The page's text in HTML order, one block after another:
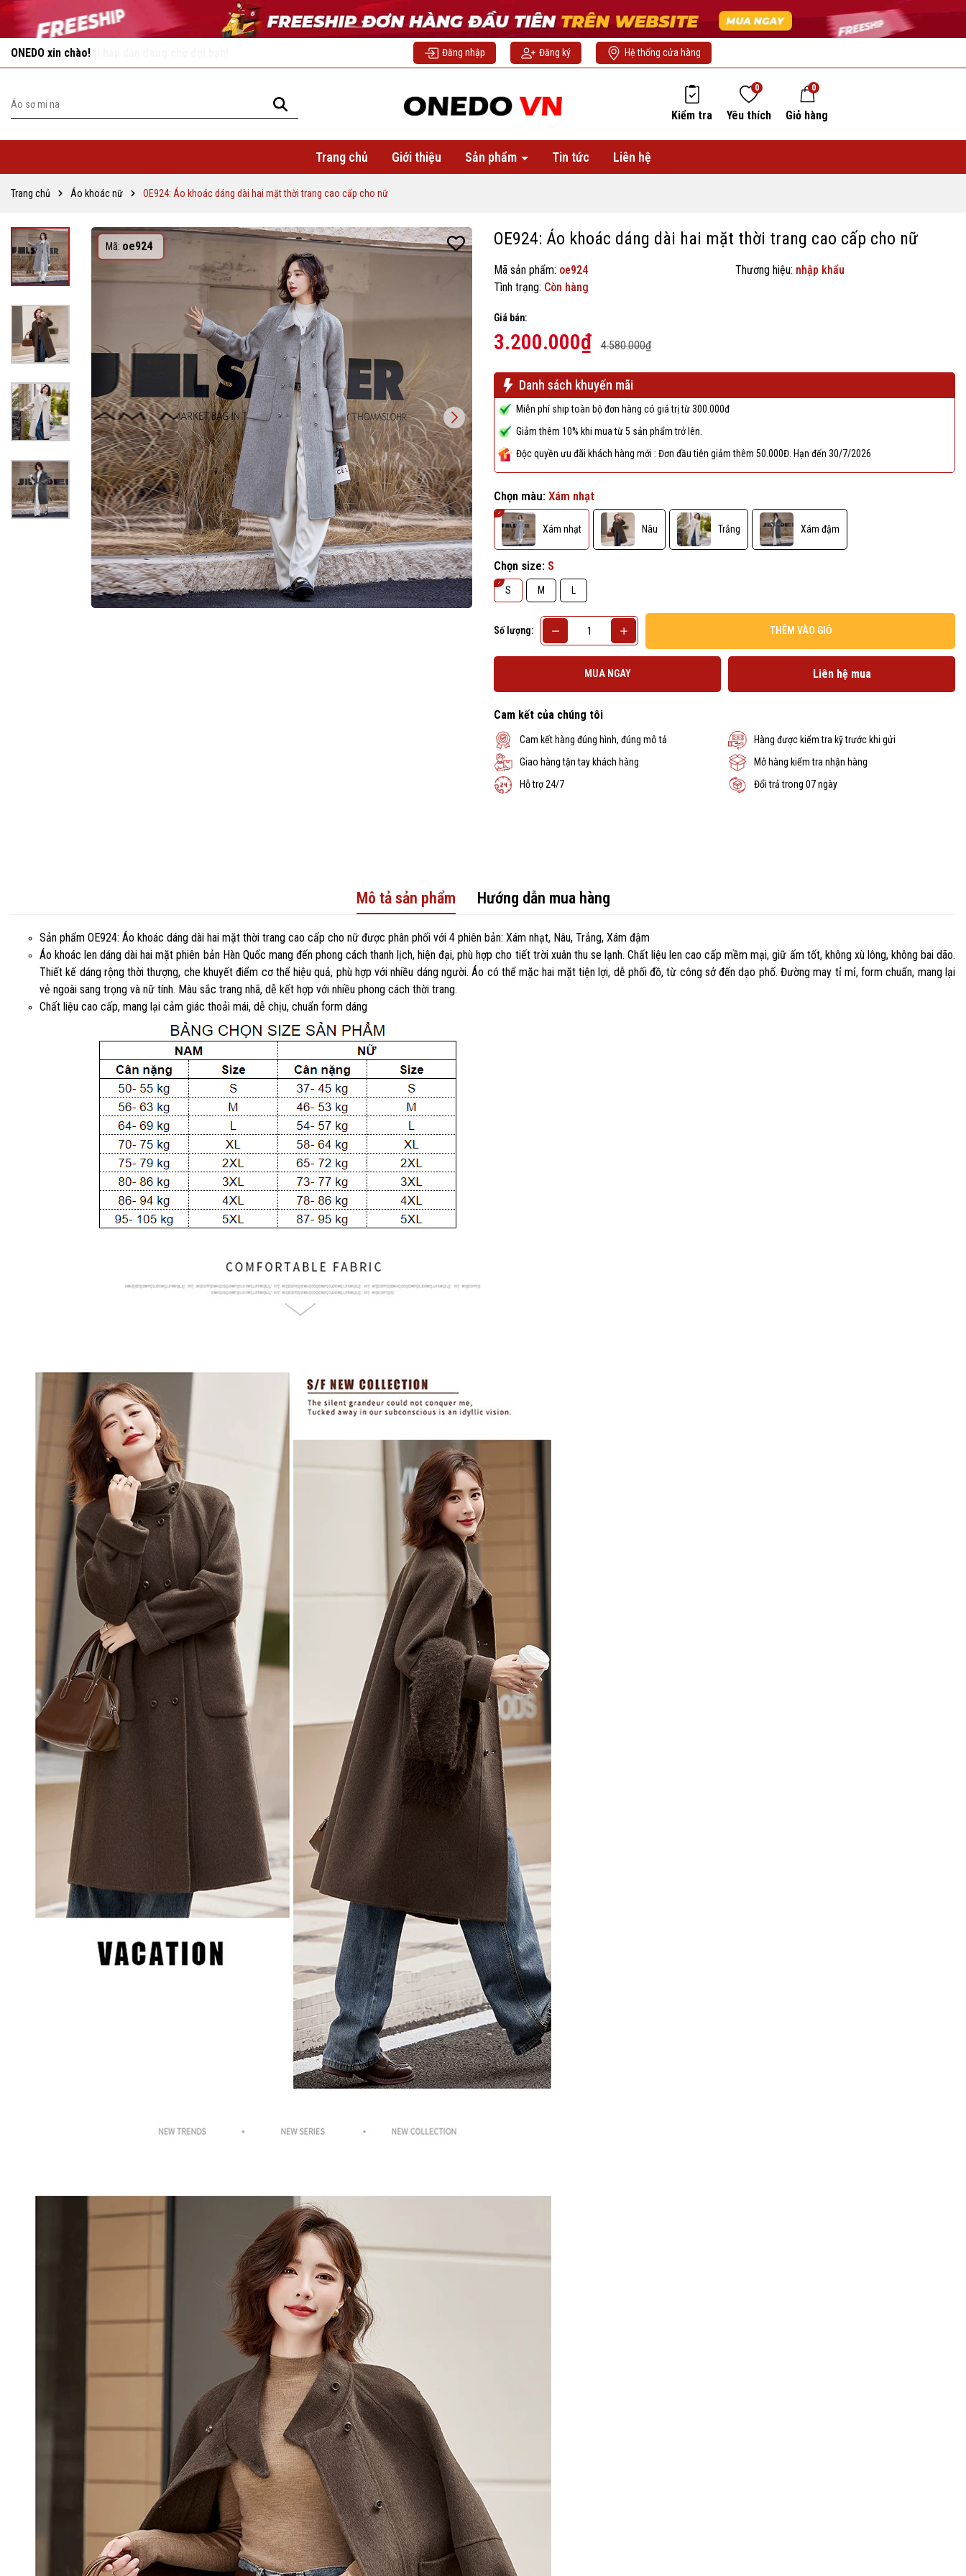
Vô vàn khuyến mãi hấp dẫn đang chờ đợi bạn! Đăng nhập Đăng ký Hệ thống cửa hàng
Kiểm tra Yêu thích
0
Giỏ hàng
0
Trang chủ Giới thiệu Sản phẩm Tin tức Liên hệ
Trang chủ Áo khoác nữ OE924: Áo khoác dáng dài hai mặt thời trang cao cấp cho nữ
Mã: oe924 OE924: Áo khoác dáng dài hai mặt thời trang cao cấp cho nữ
Mã sản phẩm: oe924 Thương hiệu: nhập khẩu
Tình trạng: Còn hàng
Giá bán:
3.200.000₫ 4.580.000₫
Danh sách khuyến mãi
Miễn phí ship toàn bộ đơn hàng có giá trị từ 300.000đ
Giảm thêm 10% khi mua từ 5 sản phẩm trở lên.
Độc quyền ưu đãi khách hàng mới : Đơn đầu tiên giảm thêm 50.000Đ. Hạn đến 30/7/2026
Chọn màu: Xám nhạt
Xám nhạt Nâu Trắng Xám đậm
Chọn size: S
S M L
Số lượng: THÊM VÀO GIỎ
MUA NGAY Liên hệ mua
Cam kết của chúng tôi
Cam kết hàng đúng hình, đúng mô tả
Hàng được kiểm tra kỹ trước khi gửi
Giao hàng tận tay khách hàng
Mở hàng kiểm tra nhận hàng
Hỗ trợ 24/7
Đổi trả trong 07 ngày
Mô tả sản phẩm Hướng dẫn mua hàng
Sản phẩm OE924: Áo khoác dáng dài hai mặt thời trang cao cấp cho nữ được phân phối với 4 phiên bản: Xám nhạt, Nâu, Trắng, Xám đậm
Áo khoác len dáng dài hai mặt phiên bản Hàn Quốc mang đến phong cách thanh lịch, hiện đại, phù hợp cho tiết trời xuân thu se lạnh. Chất liệu len cao cấp mềm mại, giữ ấm tốt, không xù lông, không bai dão.
Thiết kế dáng rộng thời thượng, che khuyết điểm cơ thể hiệu quả, phù hợp với nhiều dáng người. Áo có thể mặc hai mặt tiện lợi, dễ phối đồ, từ công sở đến dạo phố. Đường may tỉ mỉ, form chuẩn, mang lại
vẻ ngoài sang trọng và nữ tính. Màu sắc trang nhã, dễ kết hợp với nhiều phong cách thời trang.
Chất liệu cao cấp, mang lại cảm giác thoải mái, dễ chịu, chuẩn form dáng